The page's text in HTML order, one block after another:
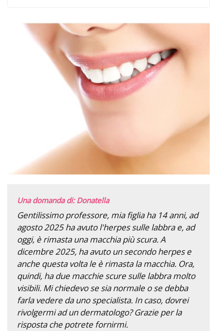
Una domanda di: Donatella
Gentilissimo professore, mia figlia ha 14 anni, ad
agosto 2025 ha avuto l'herpes sulle labbra e, ad
oggi, è rimasta una macchia più scura. A
dicembre 2025, ha avuto un secondo herpes e
anche questa volta le è rimasta la macchia. Ora,
quindi, ha due macchie scure sulle labbra molto
visibili. Mi chiedevo se sia normale o se debba
farla vedere da uno specialista. In caso, dovrei
rivolgermi ad un dermatologo? Grazie per la
risposta che potrete fornirmi.